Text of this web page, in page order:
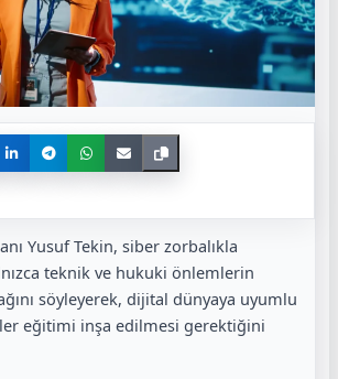
Yusuf Tekin, siber zorbalıkla
teknik ve hukuki önlemlerin
söyleyerek, dijital dünyaya uyumlu
eğitimi inşa edilmesi gerektiğini